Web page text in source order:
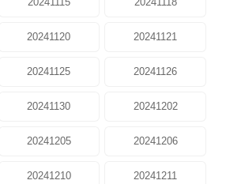
20241120 20241121
20241125 20241126
20241130 20241202
20241205 20241206
20241210 20241211